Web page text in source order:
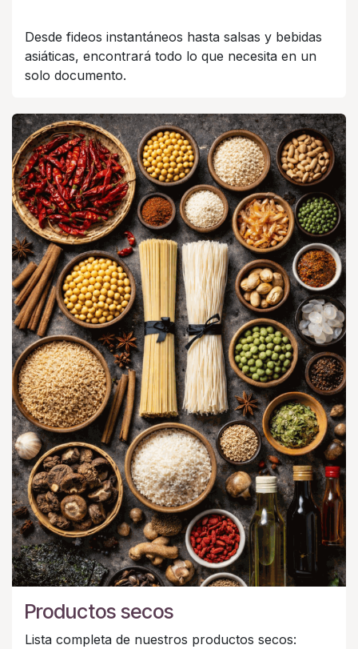
Desde fideos instantáneos hasta salsas y bebidas
asiáticas, encontrará todo lo que necesita en un
solo documento.
Productos secos
Lista completa de nuestros productos secos: